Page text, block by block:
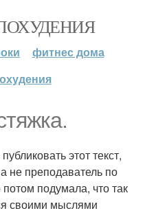
фитнес дома
этот текст,
не преподаватель по
подумала, что так
своими мыслями